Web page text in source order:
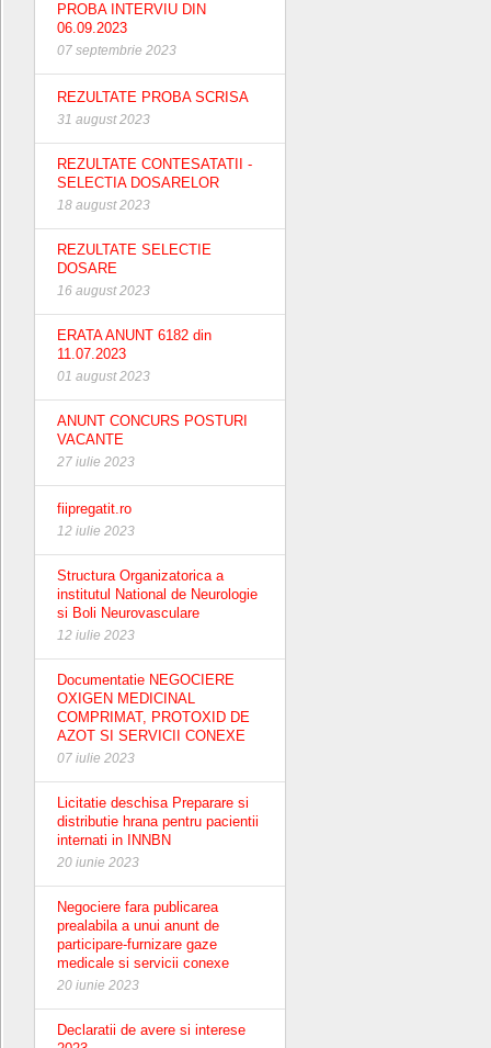
PROBA INTERVIU DIN
06.09.2023
07 septembrie 2023
REZULTATE PROBA SCRISA
31 august 2023
REZULTATE CONTESATATII -
SELECTIA DOSARELOR
18 august 2023
REZULTATE SELECTIE
DOSARE
16 august 2023
ERATA ANUNT 6182 din
11.07.2023
01 august 2023
ANUNT CONCURS POSTURI
VACANTE
27 iulie 2023
fiipregatit.ro
12 iulie 2023
Structura Organizatorica a
institutul National de Neurologie
si Boli Neurovasculare
12 iulie 2023
Documentatie NEGOCIERE
OXIGEN MEDICINAL
COMPRIMAT, PROTOXID DE
AZOT SI SERVICII CONEXE
07 iulie 2023
Licitatie deschisa Preparare si
distributie hrana pentru pacientii
internati in INNBN
20 iunie 2023
Negociere fara publicarea
prealabila a unui anunt de
participare-furnizare gaze
medicale si servicii conexe
20 iunie 2023
Declaratii de avere si interese